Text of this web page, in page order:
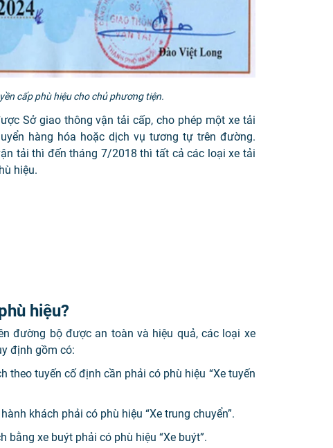
cấp phù hiệu cho chủ phương tiện.
Sở giao thông vận tải cấp, cho phép một xe tải
hàng hóa hoặc dịch vụ tương tự trên đường.
tải thì đến tháng 7/2018 thì tất cả các loại xe tải
hiệu.
hiệu?
đường bộ được an toàn và hiệu quả, các loại xe
định gồm có:
theo tuyến cố định cần phải có phù hiệu “Xe tuyến
khách phải có phù hiệu “Xe trung chuyển”.
bằng xe buýt phải có phù hiệu “Xe buýt”.